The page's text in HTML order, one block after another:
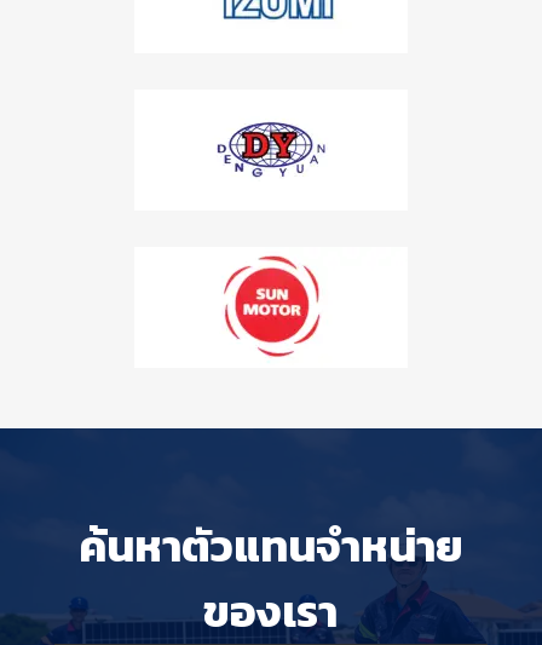
ค้นหาตัวแทนจำหน่าย
ของเรา